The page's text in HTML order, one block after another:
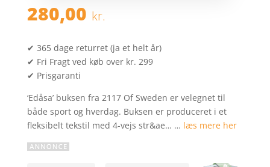
280,00 kr.
✔ 365 dage returret (ja et helt år)
✔ Fri Fragt ved køb over kr. 299
✔ Prisgaranti
‘Edåsa’ buksen fra 2117 Of Sweden er velegnet til
både sport og hverdag. Buksen er produceret i et
fleksibelt tekstil med 4-vejs str&ae… … læs mere her